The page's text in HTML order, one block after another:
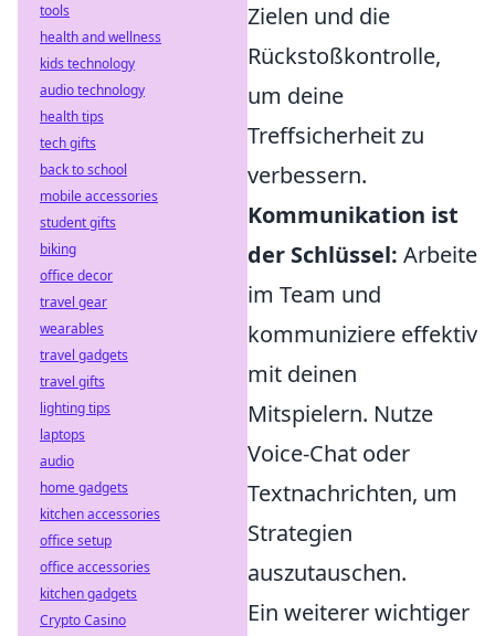
Zielen und die
Rückstoßkontrolle,
um deine
Treffsicherheit zu
verbessern.
Kommunikation ist
der Schlüssel: Arbeite
im Team und
kommuniziere effektiv
mit deinen
Mitspielern. Nutze
Voice-Chat oder
Textnachrichten, um
Strategien
auszutauschen.
Ein weiterer wichtiger
tools
health and wellness
kids technology
audio technology
health tips
tech gifts
back to school
mobile accessories
student gifts
biking
office decor
travel gear
wearables
travel gadgets
travel gifts
lighting tips
laptops
audio
home gadgets
kitchen accessories
office setup
office accessories
kitchen gadgets
Crypto Casino